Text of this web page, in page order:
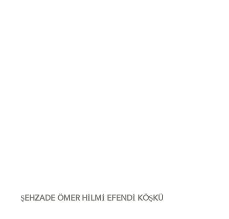
ŞEHZADE ÖMER HİLMİ EFENDİ KÖŞKÜ